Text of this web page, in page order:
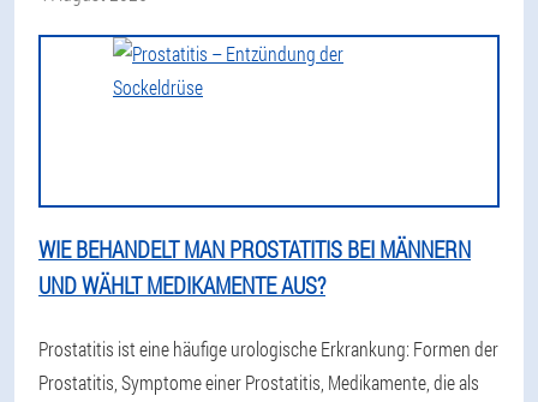
WIE BEHANDELT MAN PROSTATITIS BEI MÄNNERN
UND WÄHLT MEDIKAMENTE AUS?
Prostatitis ist eine häufige urologische Erkrankung: Formen der
Prostatitis, Symptome einer Prostatitis, Medikamente, die als